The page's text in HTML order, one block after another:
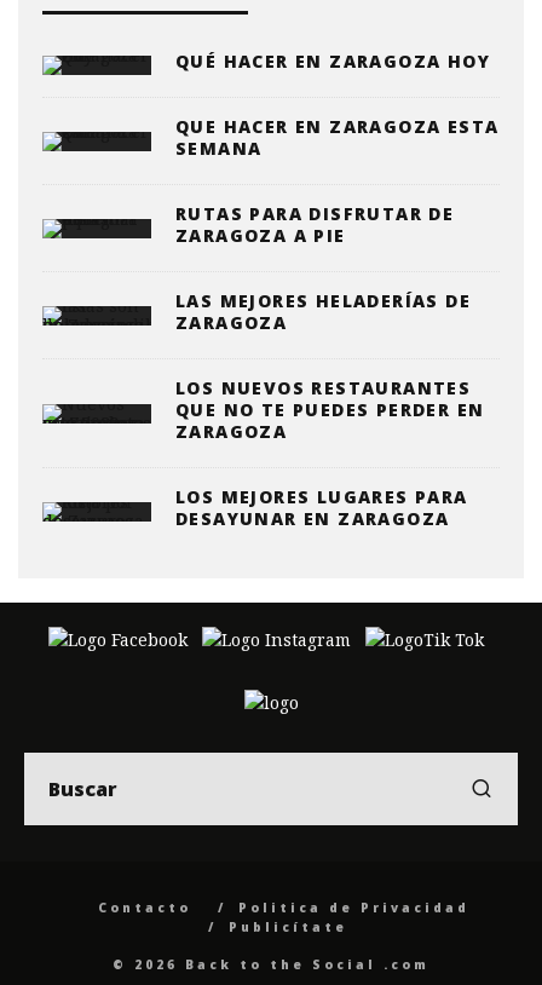
QUÉ HACER EN ZARAGOZA HOY
QUE HACER EN ZARAGOZA ESTA
SEMANA
RUTAS PARA DISFRUTAR DE
ZARAGOZA A PIE
LAS MEJORES HELADERÍAS DE
ZARAGOZA
LOS NUEVOS RESTAURANTES
QUE NO TE PUEDES PERDER EN
ZARAGOZA
LOS MEJORES LUGARES PARA
DESAYUNAR EN ZARAGOZA
Contacto
Politica de Privacidad
Publicítate
© 2026 Back to the Social .com